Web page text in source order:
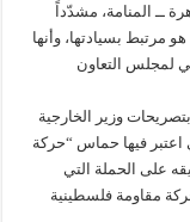
ــ المنامة، مشدّداً
مرتبط بسيادتها، وأنها
لمجلس التعاون
وزير الخارجية
اعتبر فيها حماس “حركة
على الحملة التي
مقاومة فلسطينية